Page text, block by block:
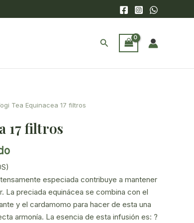
Buscar
Tea Equinacea 17 filtros
17 filtros
especiada contribuye a mantener
La preciada equinácea se combina con el
y el cardamomo para hacer de esta una
armonía. La esencia de esta infusión es: ?